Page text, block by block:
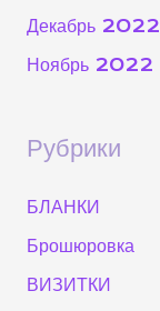
Декабрь 2022
Ноябрь 2022
Рубрики
БЛАНКИ
Брошюровка
ВИЗИТКИ